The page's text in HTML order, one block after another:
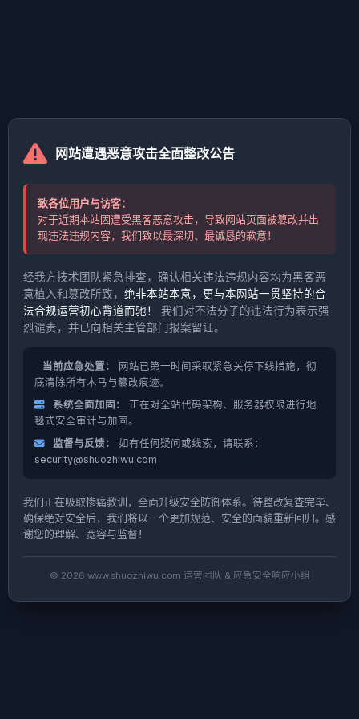
网站遭遇恶意攻击全面整改公告
致各位用户与访客：
对于近期本站因遭受黑客恶意攻击，导致网站页面被篡改并出
现违法违规内容，我们致以最深切、最诚恳的歉意！
经我方技术团队紧急排查，确认相关违法违规内容均为黑客恶
意植入和篡改所致， 绝非本站本意，更与本网站一贯坚持的合
法合规运营初心背道而驰！
我们对不法分子的违法行为表示强
烈谴责，并已向相关主管部门报案留证。
当前应急处置：
网站已第一时间采取紧急关停下线措施，彻
底清除所有木马与篡改痕迹。
系统全面加固：
正在对全站代码架构、服务器权限进行地
毯式安全审计与加固。
监督与反馈：
如有任何疑问或线索，请联系：
security@shuozhiwu.com
我们正在吸取惨痛教训，全面升级安全防御体系。待整改复查完毕、
确保绝对安全后，我们将以一个更加规范、安全的面貌重新回归。感
谢您的理解、宽容与监督！
© 2026 www.shuozhiwu.com 运营团队 & 应急安全响应小组